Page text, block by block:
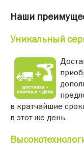
Наши
Уникальный
в кратчайшие
в этот же день.